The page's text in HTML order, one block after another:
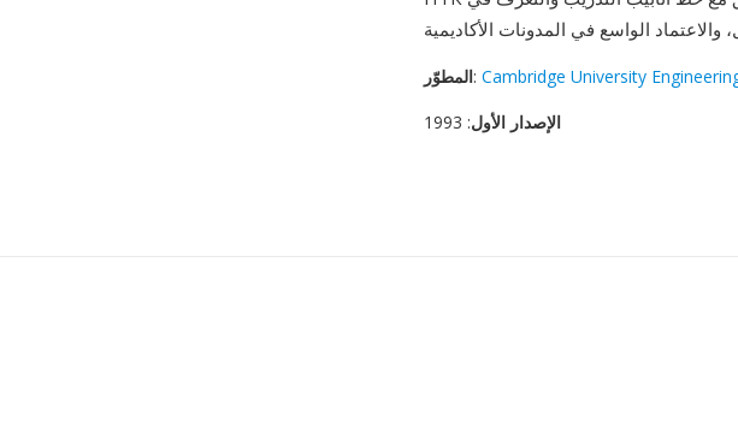
المطوّر: Cambridge University
الإصدار الأول: 1993